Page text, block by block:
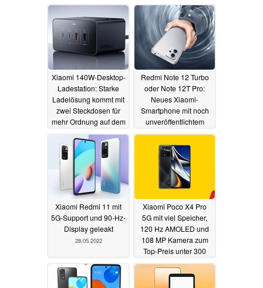
Xiaomi 140W-Desktop-
Ladestation: Starke
Ladelösung kommt mit
zwei Steckdosen für
mehr Ordnung auf dem
Schreibtisch31.12.2025
Redmi Note 12 Turbo
oder Note 12T Pro:
Neues Xiaomi-
Smartphone mit noch
unveröffentlichtem
Chipsatz naht07.02.2023
Xiaomi Redmi 11 mit
5G-Support und 90-Hz-
Display geleakt
28.05.2022
Xiaomi Poco X4 Pro
5G mit viel Speicher,
120 Hz AMOLED und
108 MP Kamera zum
Top-Preis unter 300
Euro im Angebot
27.05.2022